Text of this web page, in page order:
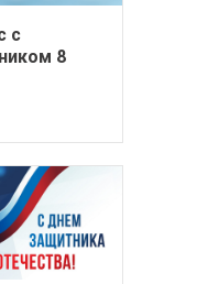
с
8